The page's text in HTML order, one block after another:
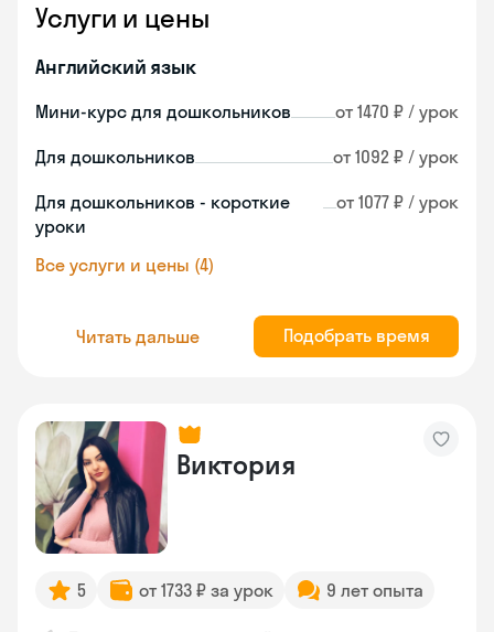
Услуги и цены
Английский язык
Мини-курс для дошкольников от 1470 ₽ / урок
Для дошкольников от 1092 ₽ / урок
Для дошкольников - короткие
уроки
от 1077 ₽ / урок
Все услуги и цены (4)
Читать дальше Подобрать время
Виктория
5 от 1733 ₽ за урок 9 лет опыта